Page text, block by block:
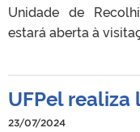
Unidade de
estará aberta à
UFPel
23/07/2024